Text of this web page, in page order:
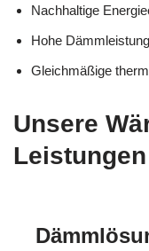
Nachhaltige
Hohe
Gleichmäßige
Unsere